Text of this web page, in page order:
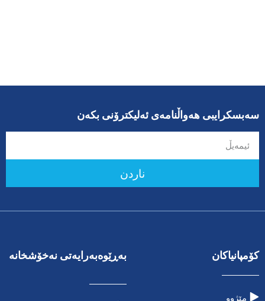
سەبسکرایبی هەواڵنامەی ئەلیکترۆنی بکەن
ناردن
کۆمپانیاکان
مێژوو
بەڕێوەبەرایەتی نەخۆشخانە